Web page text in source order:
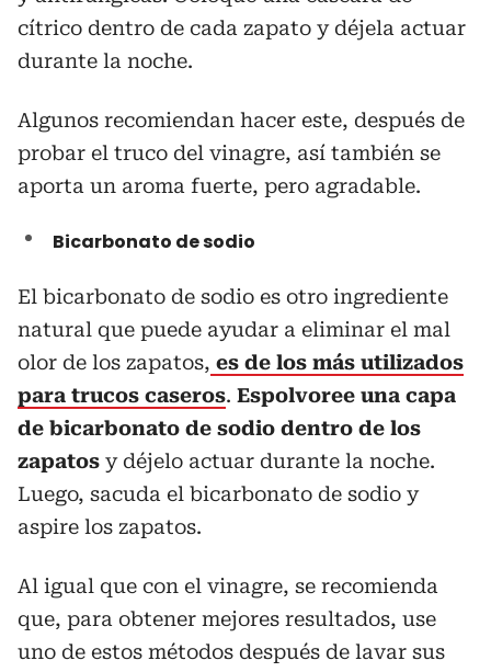
cítrico dentro de cada zapato y déjela actuar
durante la noche.
Algunos recomiendan hacer este, después de
probar el truco del vinagre, así también se
aporta un aroma fuerte, pero agradable.
Bicarbonato de sodio
El bicarbonato de sodio es otro ingrediente
natural que puede ayudar a eliminar el mal
olor de los zapatos, es de los más utilizados
para trucos caseros. Espolvoree una capa
de bicarbonato de sodio dentro de los
zapatos y déjelo actuar durante la noche.
Luego, sacuda el bicarbonato de sodio y
aspire los zapatos.
Al igual que con el vinagre, se recomienda
que, para obtener mejores resultados, use
uno de estos métodos después de lavar sus